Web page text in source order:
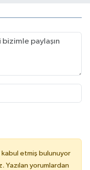
kabul etmiş bulunuyor
Yazılan yorumlardan